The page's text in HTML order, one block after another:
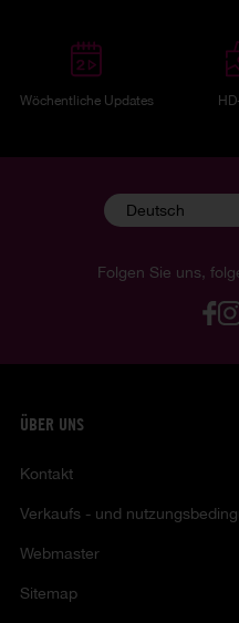
Wöchentliche Updates
Folgen Sie uns,
Deutsch
ÜBER UNS
Kontakt
Verkaufs - und
Webmaster
Sitemap